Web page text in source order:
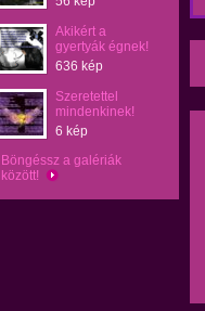
Akikért a
gyertyák égnek!
636 kép
Szeretettel
mindenkinek!
6 kép
Böngéssz a galériák
között!